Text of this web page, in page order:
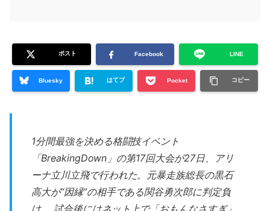
ポスト Facebook LINE
Bluesky はてブ Pocket コピー
1分間最強を決める格闘技イベント
「BreakingDown」の第17回大会が27日、アリ
ーナ立川立飛で行われた。元暴走族総長の黒石
高大が“因縁”の相手である関谷勇次郎に判定負
け。 試合後にはネット上で「おもんなさすぎ」